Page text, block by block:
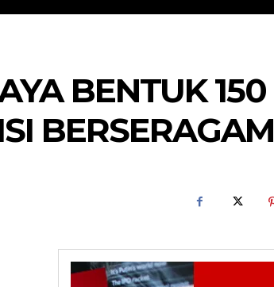
BENTUK 150
BERSERAGAM